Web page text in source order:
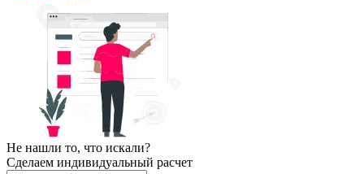
Не нашли то, что искали?
Сделаем индивидуальный расчет